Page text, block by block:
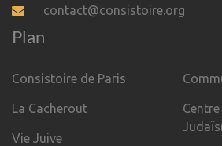
contact@consistoire.org
Plan
Consistoire de Paris
La Cacherout
Vie Juive